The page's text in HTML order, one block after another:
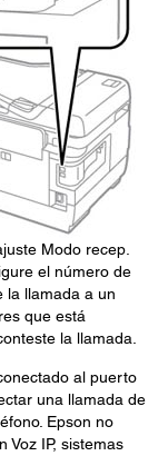
Modo recep.
el número de
la llamada a un
que está
la llamada.
al puerto
una llamada de
Epson no
Voz IP, sistemas